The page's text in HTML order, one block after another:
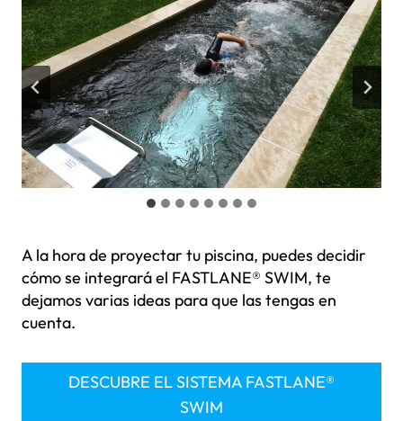
A la hora de proyectar tu piscina, puedes decidir
cómo se integrará el FASTLANE® SWIM, te
dejamos varias ideas para que las tengas en
cuenta.
DESCUBRE EL SISTEMA FASTLANE®
SWIM